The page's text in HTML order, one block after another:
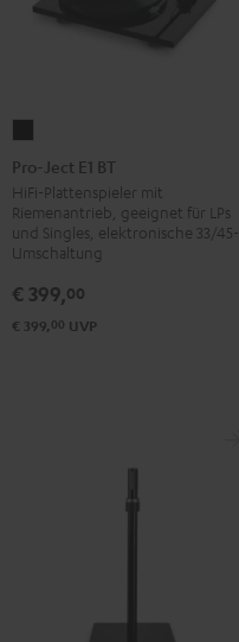
Ject
E1
BT
Schwarz
Pro-Ject E1 BT
HiFi-Plattenspieler mit
Riemenantrieb, geeignet für LPs
und Singles, elektronische 33/45-
Umschaltung
€ 399,00
€ 399, 00 UVP